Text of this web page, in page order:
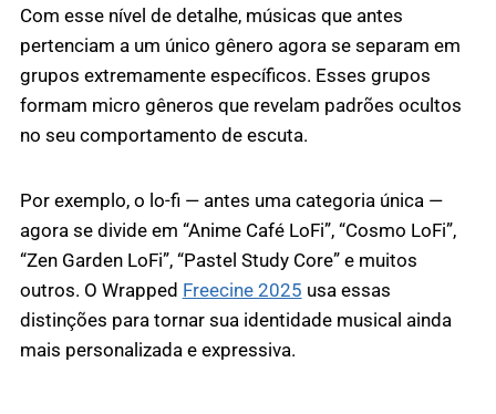
Com esse nível de detalhe, músicas que antes
pertenciam a um único gênero agora se separam em
grupos extremamente específicos. Esses grupos
formam micro gêneros que revelam padrões ocultos
no seu comportamento de escuta.
Por exemplo, o lo-fi — antes uma categoria única —
agora se divide em “Anime Café LoFi”, “Cosmo LoFi”,
“Zen Garden LoFi”, “Pastel Study Core” e muitos
outros. O Wrapped Freecine 2025 usa essas
distinções para tornar sua identidade musical ainda
mais personalizada e expressiva.